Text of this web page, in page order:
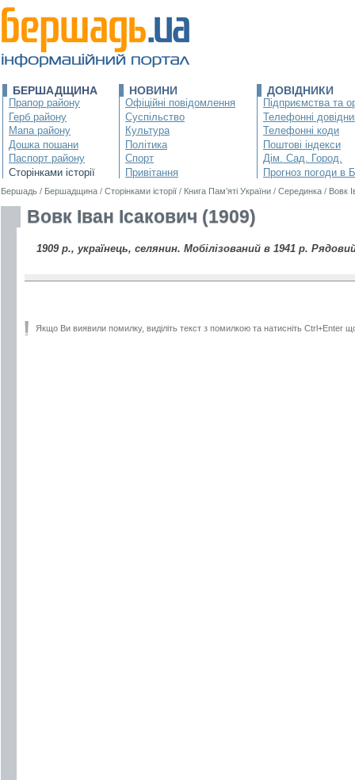
БЕРШАДЩИНА
Прапор району
Герб району
Мапа району
Дошка пошани
Паспорт району
Сторінками історії
НОВИНИ
Офіційні повідомлення
Суспільство
Культура
Політика
Спорт
Привітання
ДОВІДНИКИ
Підприємства та
Телефонні
Телефонні коди
Поштові індекси
Дім. Сад. Город.
Прогноз погоди в
Бершадь / Бершадщина / Сторінками історії / Книга Пам’яті України / Серединка / Вовк
Вовк Іван Ісакович (1909)
1909 р., українець, селянин. Мобілізований в 1941 р.
Якщо Ви виявили помилку, виділіть текст з помилкою та натисніть Ctrl+Enter